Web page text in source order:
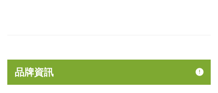
品牌資訊